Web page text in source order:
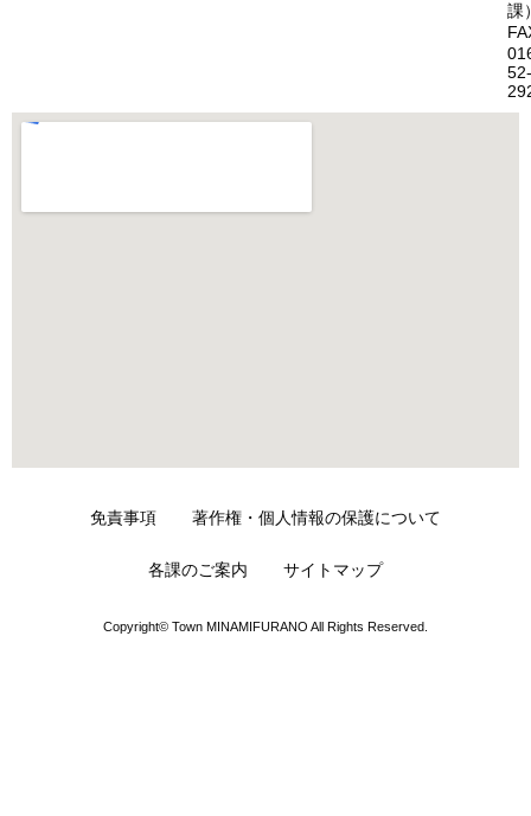
課
52-
免責事項 著作権・個人情報の保護について
各課のご案内 サイトマップ
Copyright© Town MINAMIFURANO All Rights Reserved.